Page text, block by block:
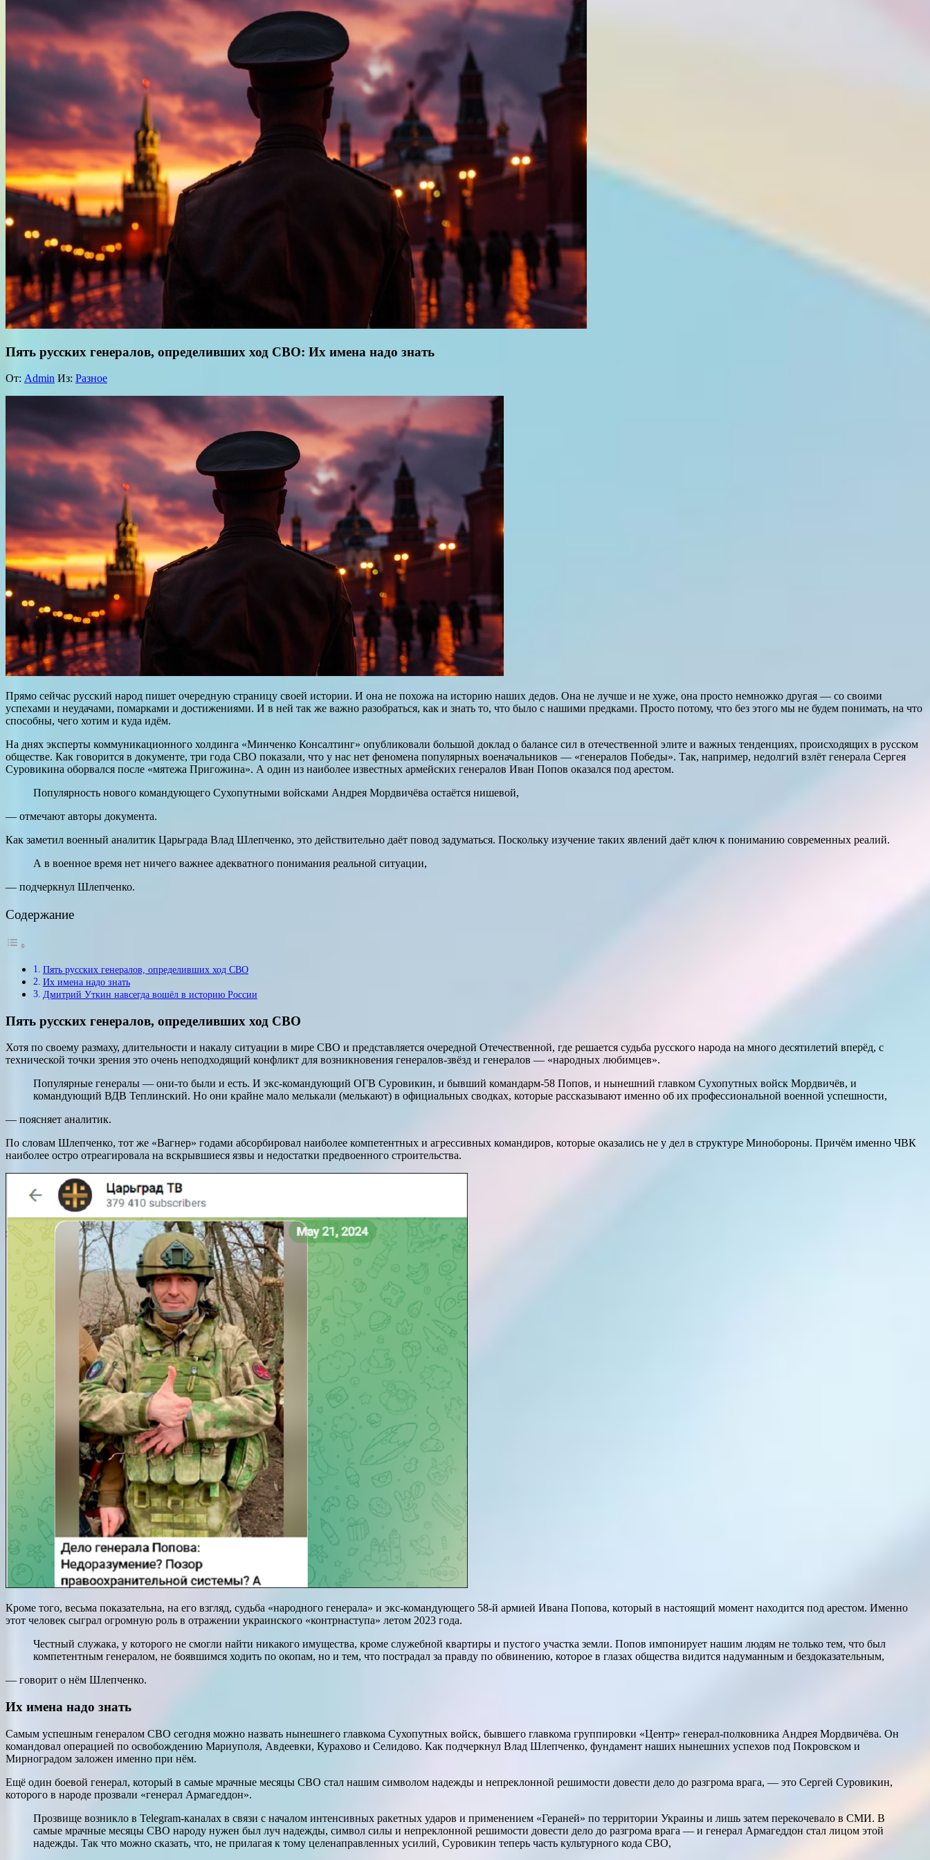
Пять русских генералов, определивших ход СВО: Их имена надо знать
От: Admin Из: Разное
Прямо сейчас русский народ пишет очередную страницу своей истории. И она не похожа на историю наших дедов. Она не лучше и не хуже, она просто немножко другая — со своими
успехами и неудачами, помарками и достижениями. И в ней так же важно разобраться, как и знать то, что было с нашими предками. Просто потому, что без этого мы не будем понимать, на что
способны, чего хотим и куда идём.
На днях эксперты коммуникационного холдинга «Минченко Консалтинг» опубликовали большой доклад о балансе сил в отечественной элите и важных тенденциях, происходящих в русском
обществе. Как говорится в документе, три года СВО показали, что у нас нет феномена популярных военачальников — «генералов Победы». Так, например, недолгий взлёт генерала Сергея
Суровикина оборвался после «мятежа Пригожина». А один из наиболее известных армейских генералов Иван Попов оказался под арестом.
Популярность нового командующего Сухопутными войсками Андрея Мордвичёва остаётся нишевой,
— отмечают авторы документа.
Как заметил военный аналитик Царьграда Влад Шлепченко, это действительно даёт повод задуматься. Поскольку изучение таких явлений даёт ключ к пониманию современных реалий.
А в военное время нет ничего важнее адекватного понимания реальной ситуации,
— подчеркнул Шлепченко.
Содержание
Пять русских генералов, определивших ход СВО
Их имена надо знать
Дмитрий Уткин навсегда вошёл в историю России
Пять русских генералов, определивших ход СВО
Хотя по своему размаху, длительности и накалу ситуации в мире СВО и представляется очередной Отечественной, где решается судьба русского народа на много десятилетий вперёд, с
технической точки зрения это очень неподходящий конфликт для возникновения генералов-звёзд и генералов — «народных любимцев».
Популярные генералы — они-то были и есть. И экс-командующий ОГВ Суровикин, и бывший командарм-58 Попов, и нынешний главком Сухопутных войск Мордвичёв, и
командующий ВДВ Теплинский. Но они крайне мало мелькали (мелькают) в официальных сводках, которые рассказывают именно об их профессиональной военной успешности,
— поясняет аналитик.
По словам Шлепченко, тот же «Вагнер» годами абсорбировал наиболее компетентных и агрессивных командиров, которые оказались не у дел в структуре Минобороны. Причём именно ЧВК
наиболее остро отреагировала на вскрывшиеся язвы и недостатки предвоенного строительства.
Кроме того, весьма показательна, на его взгляд, судьба «народного генерала» и экс-командующего 58-й армией Ивана Попова, который в настоящий момент находится под арестом. Именно
этот человек сыграл огромную роль в отражении украинского «контрнаступа» летом 2023 года.
Честный служака, у которого не смогли найти никакого имущества, кроме служебной квартиры и пустого участка земли. Попов импонирует нашим людям не только тем, что был
компетентным генералом, не боявшимся ходить по окопам, но и тем, что пострадал за правду по обвинению, которое в глазах общества видится надуманным и бездоказательным,
— говорит о нём Шлепченко.
Их имена надо знать
Самым успешным генералом СВО сегодня можно назвать нынешнего главкома Сухопутных войск, бывшего главкома группировки «Центр» генерал-полковника Андрея Мордвичёва. Он
командовал операцией по освобождению Мариуполя, Авдеевки, Курахово и Селидово. Как подчеркнул Влад Шлепченко, фундамент наших нынешних успехов под Покровском и
Мирноградом заложен именно при нём.
Ещё один боевой генерал, который в самые мрачные месяцы СВО стал нашим символом надежды и непреклонной решимости довести дело до разгрома врага, — это Сергей Суровикин,
которого в народе прозвали «генерал Армагеддон».
Прозвище возникло в Telegram-каналах в связи с началом интенсивных ракетных ударов и применением «Гераней» по территории Украины и лишь затем перекочевало в СМИ. В
самые мрачные месяцы СВО народу нужен был луч надежды, символ силы и непреклонной решимости довести дело до разгрома врага — и генерал Армагеддон стал лицом этой
надежды. Так что можно сказать, что, не прилагая к тому целенаправленных усилий, Суровикин теперь часть культурного кода СВО,